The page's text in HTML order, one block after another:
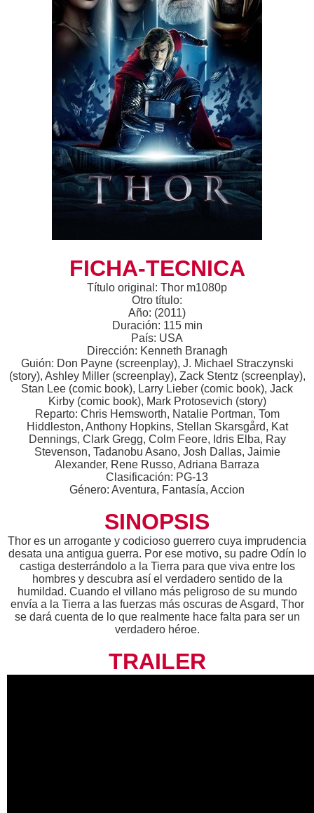
FICHA-TECNICA
Título original: Thor m1080p
Otro título:
Año: (2011)
Duración: 115 min
País: USA
Dirección: Kenneth Branagh
Guión: Don Payne (screenplay), J. Michael Straczynski
(story), Ashley Miller (screenplay), Zack Stentz (screenplay),
Stan Lee (comic book), Larry Lieber (comic book), Jack
Kirby (comic book), Mark Protosevich (story)
Reparto: Chris Hemsworth, Natalie Portman, Tom
Hiddleston, Anthony Hopkins, Stellan Skarsgård, Kat
Dennings, Clark Gregg, Colm Feore, Idris Elba, Ray
Stevenson, Tadanobu Asano, Josh Dallas, Jaimie
Alexander, Rene Russo, Adriana Barraza
Clasificación: PG-13
Género: Aventura, Fantasía, Accion
SINOPSIS
Thor es un arrogante y codicioso guerrero cuya imprudencia
desata una antigua guerra. Por ese motivo, su padre Odín lo
castiga desterrándolo a la Tierra para que viva entre los
hombres y descubra así el verdadero sentido de la
humildad. Cuando el villano más peligroso de su mundo
envía a la Tierra a las fuerzas más oscuras de Asgard, Thor
se dará cuenta de lo que realmente hace falta para ser un
verdadero héroe.
TRAILER